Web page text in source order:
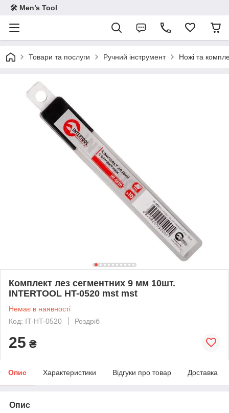
🛠 Men’s Tool
Товари та послуги Ручний інструмент Ножі та
Комплект лез сегментних 9 мм 10шт.
INTERTOOL HT-0520 mst mst
Немає в наявності
Код: IT-HT-0520
Роздріб
25 ₴
Опис Характеристики Відгуки про товар Доставка
Опис